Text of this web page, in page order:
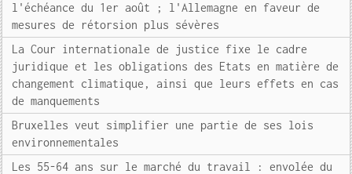
l'échéance du 1er août ; l'Allemagne en faveur de
mesures de rétorsion plus sévères
La Cour internationale de justice fixe le cadre
juridique et les obligations des Etats en matière de
changement climatique, ainsi que leurs effets en cas
de manquements
Bruxelles veut simplifier une partie de ses lois
environnementales
Les 55-64 ans sur le marché du travail : envolée du